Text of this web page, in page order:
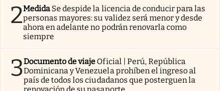
2Medida Se despide la licencia de conducir para las
personas mayores: su validez será menor y desde
ahora en adelante no podrán renovarla como
siempre
3Documento de viaje Oficial | Perú, República
Dominicana y Venezuela prohíben el ingreso al
país de todos los ciudadanos que posterguen la